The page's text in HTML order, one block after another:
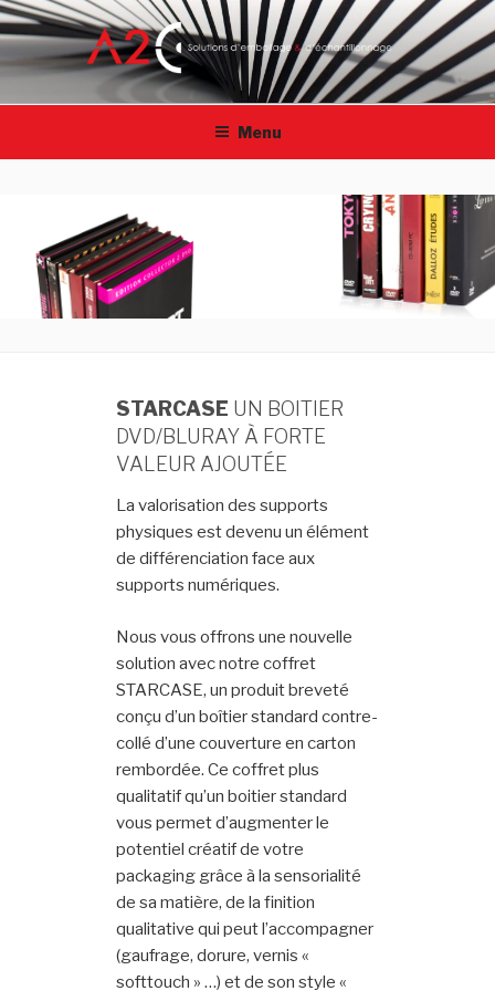
Aller
au
contenu
A2C-FRANCE
Solutions d'emballage & échantillonage | Collage en
Menu
STARCASE UN BOITIER
DVD/BLURAY À FORTE
VALEUR AJOUTÉE
La valorisation des supports
physiques est devenu un élément
de différenciation face aux
supports numériques.
Nous vous offrons une nouvelle
solution avec notre coffret
STARCASE, un produit breveté
conçu d’un boîtier standard contre-
collé d’une couverture en carton
rembordée. Ce coffret plus
qualitatif qu’un boitier standard
vous permet d’augmenter le
potentiel créatif de votre
packaging grâce à la sensorialité
de sa matière, de la finition
qualitative qui peut l’accompagner
(gaufrage, dorure, vernis «
softtouch » …) et de son style «